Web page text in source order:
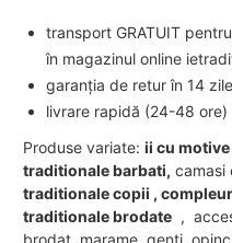
transport GRATUIT
în magazinul online
garanția de retur în 14 zile
livrare rapidă (24-48 ore)
Produse variate: ii cu
traditionale barbati, camasi
traditionale copii ,
traditionale brodate ,
brodat, marame, genti,